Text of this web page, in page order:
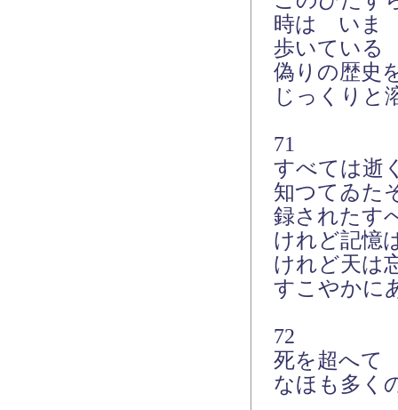
時は いま
歩いている
偽りの歴史
じっくりと
71
すべては逝
知つてゐた
録されたす
けれど記憶
けれど天は
すこやかに
72
死を超へて
なほも多く